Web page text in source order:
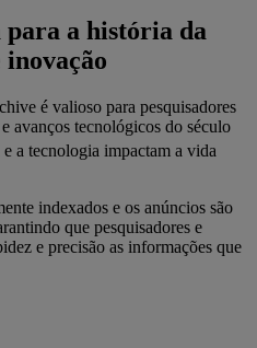
a história da
inovação
é valioso para pesquisadores
avanços tecnológicos do século
a tecnologia impactam a vida
indexados e os anúncios são
que pesquisadores e
e precisão as informações que